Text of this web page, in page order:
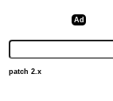
patch 2.x